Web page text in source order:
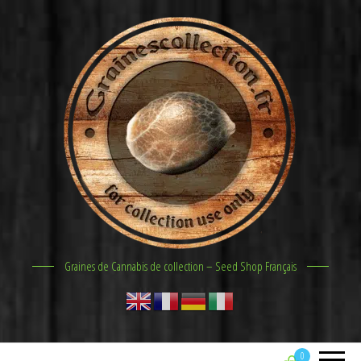
Graines de Cannabis de collection – Seed Shop Français
0